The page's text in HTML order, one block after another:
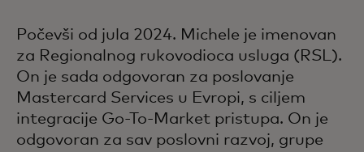
Počevši od jula 2024. Michele je imenovan
za Regionalnog rukovodioca usluga (RSL).
On je sada odgovoran za poslovanje
Mastercard Services u Evropi, s ciljem
integracije Go-To-Market pristupa. On je
odgovoran za sav poslovni razvoj, grupe